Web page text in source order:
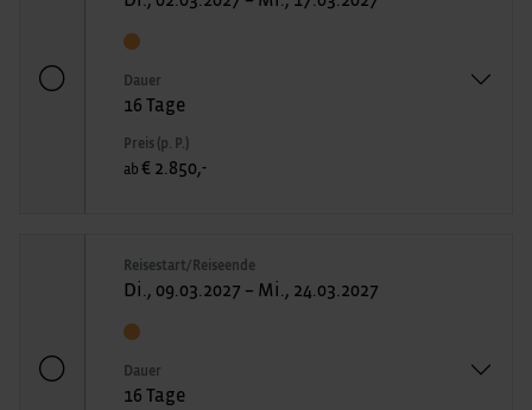
Dauer
16 Tage
Preis (p. P.)
ab € 2.850,-
Reisestart/Reiseende
Di., 09.03.2027 – Mi., 24.03.2027
Dauer
16 Tage